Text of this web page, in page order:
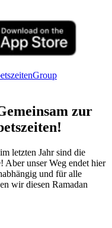
zur
letzten Jahr sind die
Aber unser Weg endet hier
und für alle
wir diesen Ramadan